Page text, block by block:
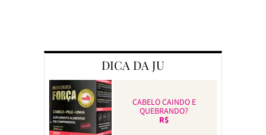
DICA DA JU
CABELO CAINDO E
QUEBRANDO?
R$